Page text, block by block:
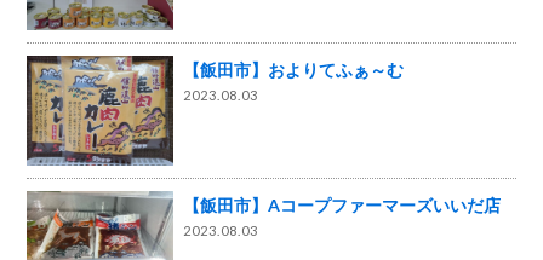
【飯田市】およりてふぁ～む
2023.08.03
【飯田市】Aコープファーマーズいいだ店
2023.08.03